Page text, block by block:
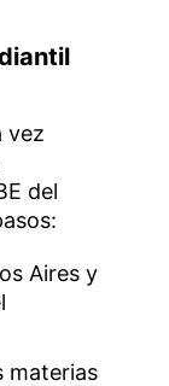
vez
del
Aires y
materias